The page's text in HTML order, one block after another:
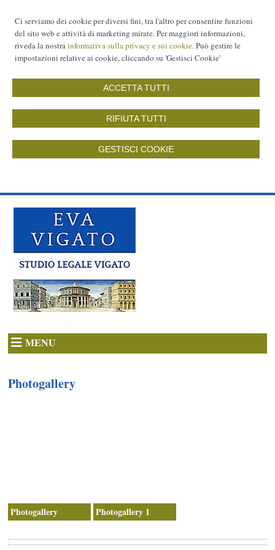
Ci serviamo dei cookie per diversi fini, tra l'altro per consentire funzioni
del sito web e attività di marketing mirate. Per maggiori informazioni,
riveda la nostrainformativa sulla privacy e sui cookie.Può gestire le
impostazioni relative ai cookie, cliccando su 'Gestisci Cookie'
ACCETTA TUTTI
RIFIUTA TUTTI
GESTISCI COOKIE
MENU
Photogallery
Photogallery Photogallery 1